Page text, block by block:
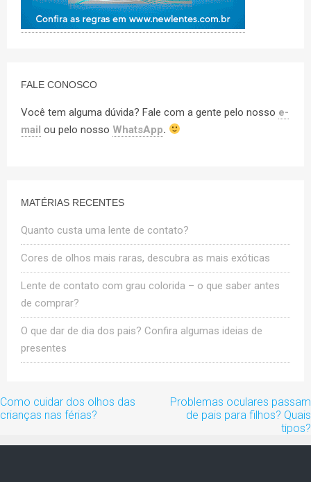
FALE CONOSCO
Você tem alguma dúvida? Fale com a gente pelo nosso e-
mail ou pelo nosso WhatsApp.
MATÉRIAS RECENTES
Quanto custa uma lente de contato?
Cores de olhos mais raras, descubra as mais exóticas
Lente de contato com grau colorida – o que saber antes
de comprar?
O que dar de dia dos pais? Confira algumas ideias de
presentes
Navegação
de
Como cuidar dos olhos das
crianças nas férias?
Problemas oculares passam
de pais para filhos? Quais
tipos?